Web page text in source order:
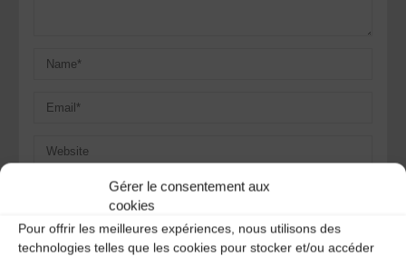
Gérer le consentement aux
cookies
Pour offrir les meilleures expériences, nous utilisons des
technologies telles que les cookies pour stocker et/ou accéder
Save my name, email, and site URL in my browser for next
time I post a comment.